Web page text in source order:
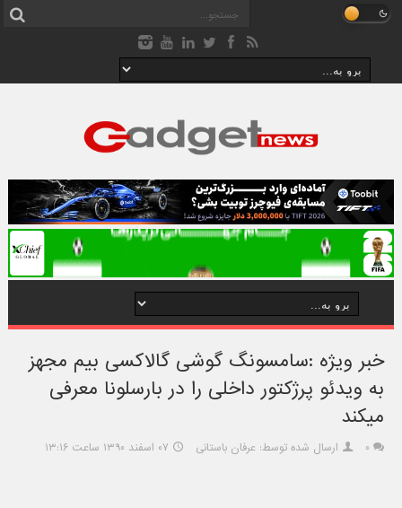
خبر ویژه :سامسونگ گوشی گالاکسی بیم مجهز
به ویدئو پرژکتور داخلی را در بارسلونا معرفی
میکند
۰ ارسال شده توسط: عرفان باستانی ۰۷ اسفند ۱۳۹۰ ساعت ۱۳:۱۶